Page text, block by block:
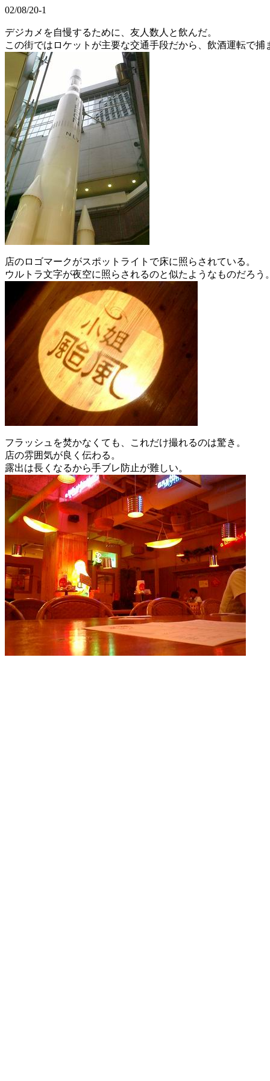
02/08/20-1
デジカメを自慢するために、友人数人と飲んだ。
この街ではロケットが主要な交通手段だから、飲酒運転で捕
店のロゴマークがスポットライトで床に照らされている。
ウルトラ文字が夜空に照らされるのと似たようなものだろう
フラッシュを焚かなくても、これだけ撮れるのは驚き。
店の雰囲気が良く伝わる。
露出は長くなるから手ブレ防止が難しい。